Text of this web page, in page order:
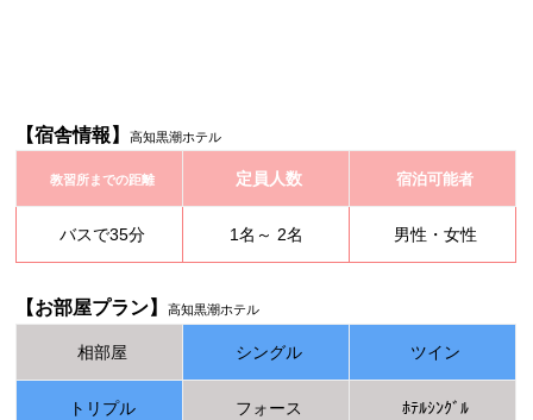
【宿舎情報】高知黒潮ホテル
教習所までの距離 定員人数 宿泊可能者
バスで35分 1名～ 2名 男性・女性
【お部屋プラン】高知黒潮ホテル
相部屋 シングル ツイン
トリプル フォース ﾎﾃﾙｼﾝｸﾞﾙ